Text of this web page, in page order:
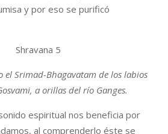
y por eso se purificó
el Srimad-Bhagavatam de los labios
a orillas del río Ganges.
espiritual nos beneficia por
al comprenderlo éste se